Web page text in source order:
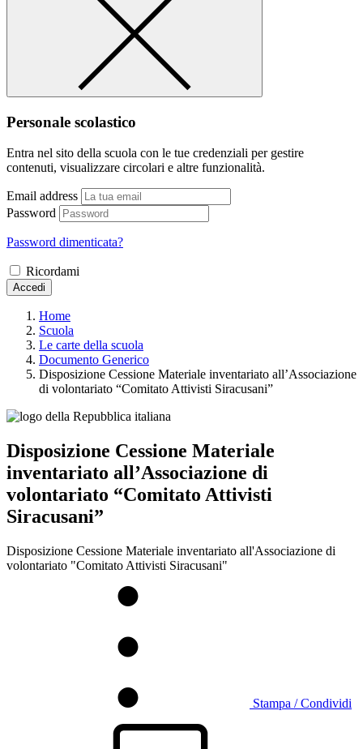
Personale scolastico
Entra nel sito della scuola con le tue credenziali per gestire
contenuti, visualizzare circolari e altre funzionalità.
Email address
Password
Password dimenticata?
Ricordami
Accedi
Home
Scuola
Le carte della scuola
Documento Generico
Disposizione Cessione Materiale inventariato all’Associazione
di volontariato “Comitato Attivisti Siracusani”
Disposizione Cessione Materiale
inventariato all’Associazione di
volontariato “Comitato Attivisti
Siracusani”
Disposizione Cessione Materiale inventariato all'Associazione di
volontariato "Comitato Attivisti Siracusani"
Stampa / Condividi